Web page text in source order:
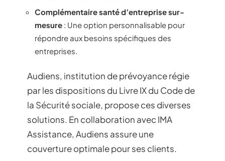
Complémentaire santé d’entreprise sur-
mesure : Une option personnalisable pour
répondre aux besoins spécifiques des
entreprises.
Audiens, institution de prévoyance régie
par les dispositions du Livre IX du Code de
la Sécurité sociale, propose ces diverses
solutions. En collaboration avec IMA
Assistance, Audiens assure une
couverture optimale pour ses clients.